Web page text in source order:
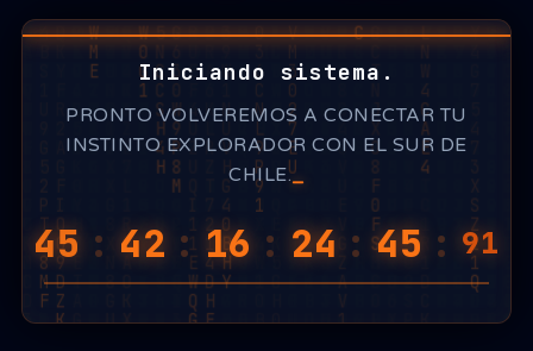
Iniciando sistema.
PRONTO VOLVEREMOS A CONECTAR TU
INSTINTO EXPLORADOR CON EL SUR DE
CHILE.
45 : 42 :16 : 24 : 45 : 81